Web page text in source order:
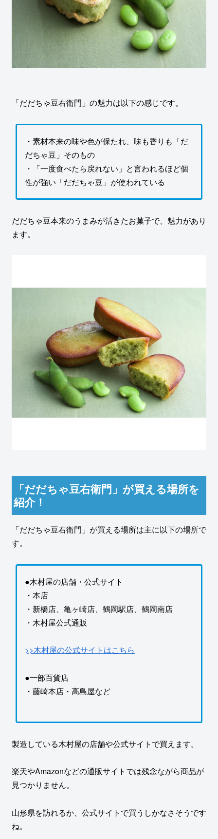
「だだちゃ豆右衛門」の魅力は以下の感じです。
・素材本来の味や色が保たれ、味も香りも「だ
だちゃ豆」そのもの
・「一度食べたら戻れない」と言われるほど個
性が強い「だだちゃ豆」が使われている
だだちゃ豆本来のうまみが活きたお菓子で、魅力があり
ます。
「だだちゃ豆右衛門」が買える場所を
紹介！
「だだちゃ豆右衛門」が買える場所は主に以下の場所で
す。
●木村屋の店舗・公式サイト
・本店
・新橋店、亀ヶ崎店、鶴岡駅店、鶴岡南店
・木村屋公式通販
>>木村屋の公式サイトはこちら
●一部百貨店
・藤崎本店・高島屋など
製造している木村屋の店舗や公式サイトで買えます。
楽天やAmazonなどの通販サイトでは残念ながら商品が
見つかりません。
山形県を訪れるか、公式サイトで買うしかなさそうです
ね。